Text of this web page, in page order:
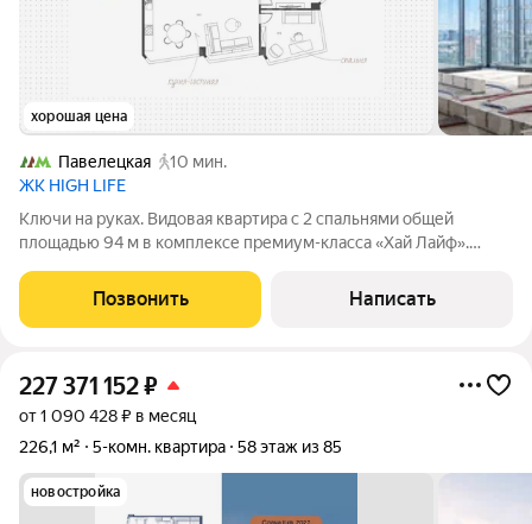
хорошая цена
Павелецкая
10 мин.
ЖК HIGH LIFE
Ключи на руках. Видовая квартира с 2 спальнями общей
площадью 94 м в комплексе премиум-класса «Хай Лайф».
Свободная планировка позволяет организовать пространство
по собственному усмотрению.
Позвонить Написать
227 371 152₽
от 1 090 428 ₽ в месяц
226,1 м²
5-комн. квартира 58 этаж из 85
новостройка